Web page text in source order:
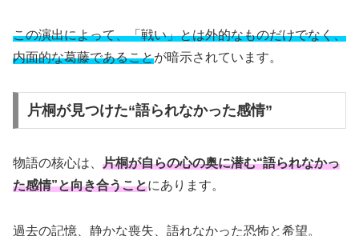
この演出によって、「戦い」とは外的なものだけでなく、
内面的な葛藤であることが暗示されています。
片桐が見つけた“語られなかった感情”
物語の核心は、 片桐が自らの心の奥に潜む“語られなかっ
た感情”と向き合うことにあります。
過去の記憶、静かな喪失、語れなかった恐怖と希望。